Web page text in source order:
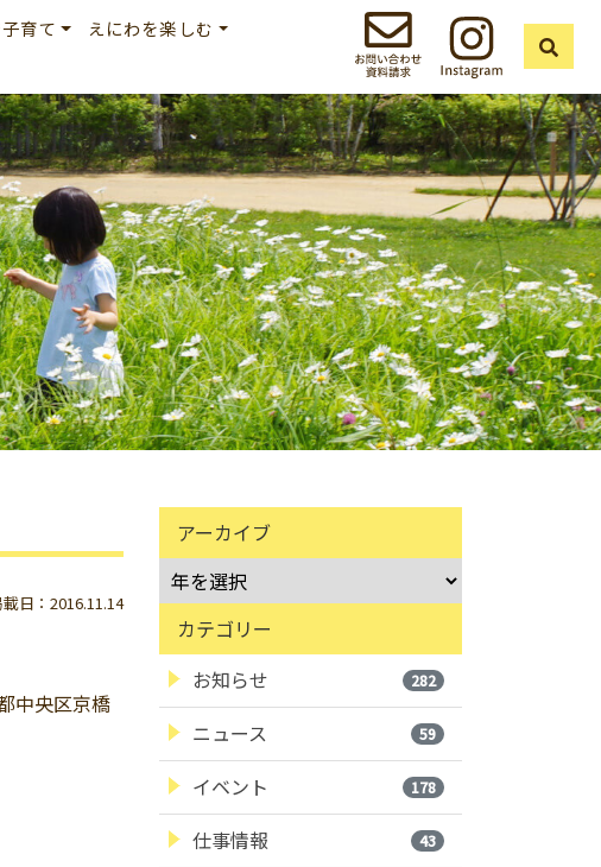
育て
えにわを楽しむ
日：2016.11.14
中央区京橋
アーカイブ
カテゴリー
お知らせ
282
ニュース 59
イベント 178
仕事情報 43